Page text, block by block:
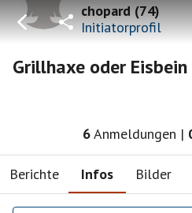
chopard(74)
Initiatorprofil
Grillhaxe oder Eisbein
6Anmeldungen |
Berichte Infos Bilder